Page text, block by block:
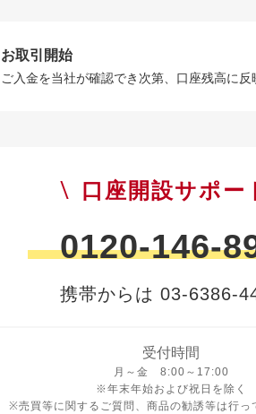
お取引開始
ご入金を当社が確認でき次第、口座残高に反
口座開設サポー
0120-146-
携帯からは 03-6386-
受付時間
月～金 8:00～17:00
月曜日から金曜日 8時から17時
※年末年始および祝日を除く
※売買等に関するご質問、商品の勧誘等は行っ